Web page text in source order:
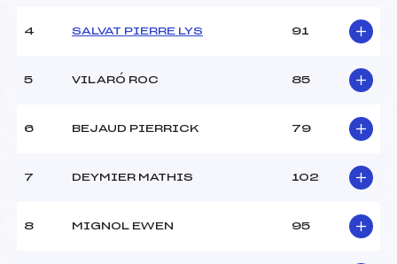
U12
4 SALVAT PIERRE LYS 91
5 VILARÓ ROC 85
6 BEJAUD PIERRICK 79
7 DEYMIER MATHIS 102
8 MIGNOL EWEN 95